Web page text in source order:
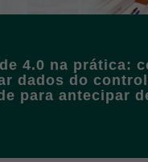
4.0 na prática:
dados do
para antecipar